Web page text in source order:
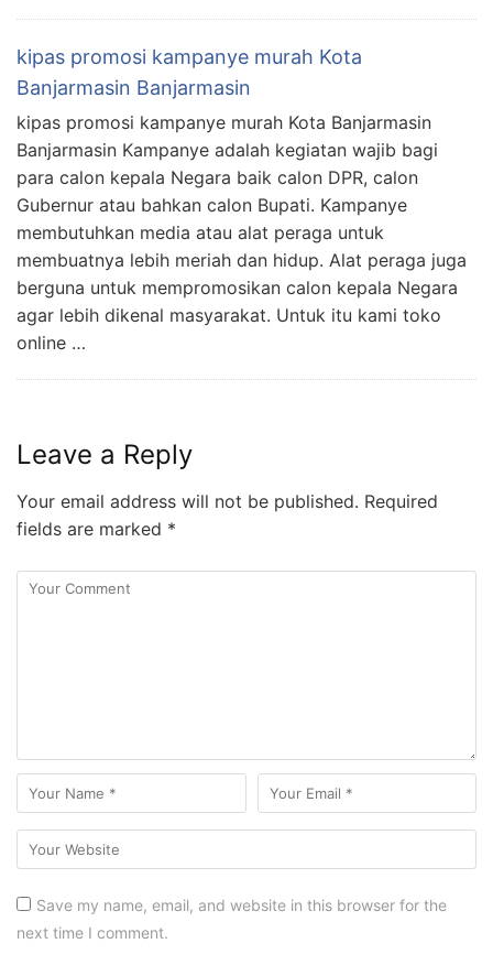
kipas promosi kampanye murah Kota
Banjarmasin Banjarmasin
kipas promosi kampanye murah Kota Banjarmasin
Banjarmasin Kampanye adalah kegiatan wajib bagi
para calon kepala Negara baik calon DPR, calon
Gubernur atau bahkan calon Bupati. Kampanye
membutuhkan media atau alat peraga untuk
membuatnya lebih meriah dan hidup. Alat peraga juga
berguna untuk mempromosikan calon kepala Negara
agar lebih dikenal masyarakat. Untuk itu kami toko
online …
Leave a Reply
Your email address will not be published. Required
fields are marked *
Save my name, email, and website in this browser for the
next time I comment.